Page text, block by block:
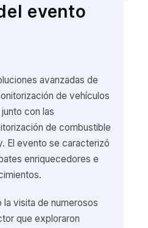
evento
avanzadas de
de vehículos
con las
de combustible
El evento se caracterizó
enriquecedores e
visita de numerosos
que exploraron